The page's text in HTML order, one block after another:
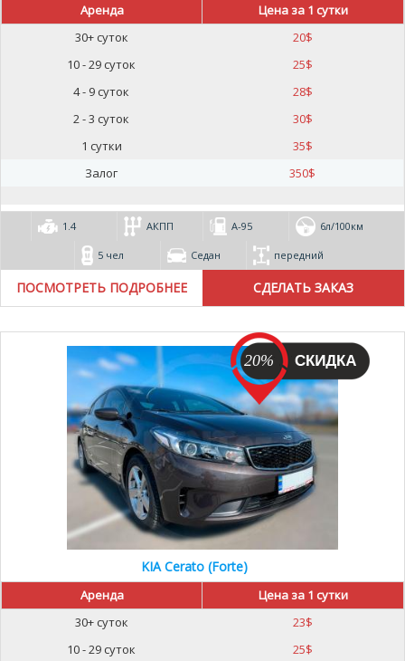
Аренда
Цена за 1 сутки
30+ суток
20$
10 - 29 суток
25$
4 - 9 суток
28$
2 - 3 суток
30$
1 сутки
35$
Залог
350$
1.4 АКПП А-95 6л/100км
5 чел Седан передний
ПОСМОТРЕТЬ ПОДРОБНЕЕ
20%
KIA Cerato (Forte)
Аренда
Цена за 1 сутки
30+ суток
23$
10 - 29 суток
25$